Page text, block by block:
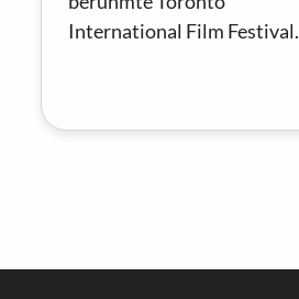
International Film Festival.